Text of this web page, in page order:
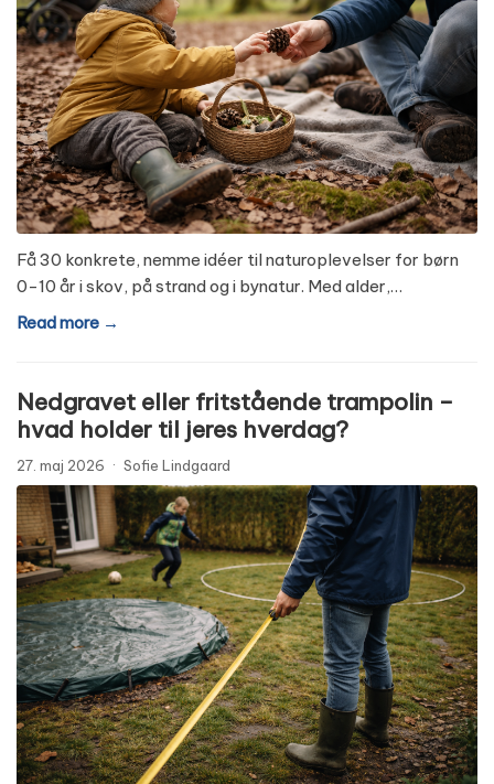
Få 30 konkrete, nemme idéer til naturoplevelser for børn
0-10 år i skov, på strand og i bynatur. Med alder,…
Read more →
Nedgravet eller fritstående trampolin –
hvad holder til jeres hverdag?
27. maj 2026 · Sofie Lindgaard